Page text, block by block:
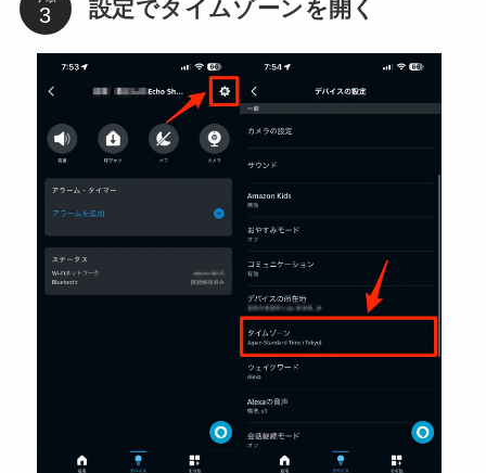
設定でタイムゾーンを開く